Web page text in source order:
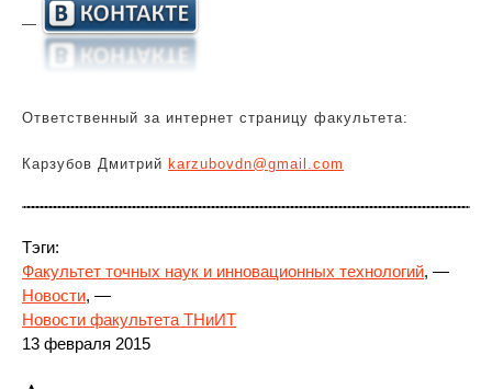
—
Ответственный за интернет страницу факультета:
Карзубов Дмитрий karzubovdn@gmail.com
Тэги:
Факультет точных наук и инновационных технологий, —
Новости, —
Новости факультета ТНиИТ
13 февраля 2015